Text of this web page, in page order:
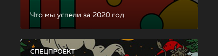
Что мы успели за 2020 год
СПЕЦПРОЕКТ